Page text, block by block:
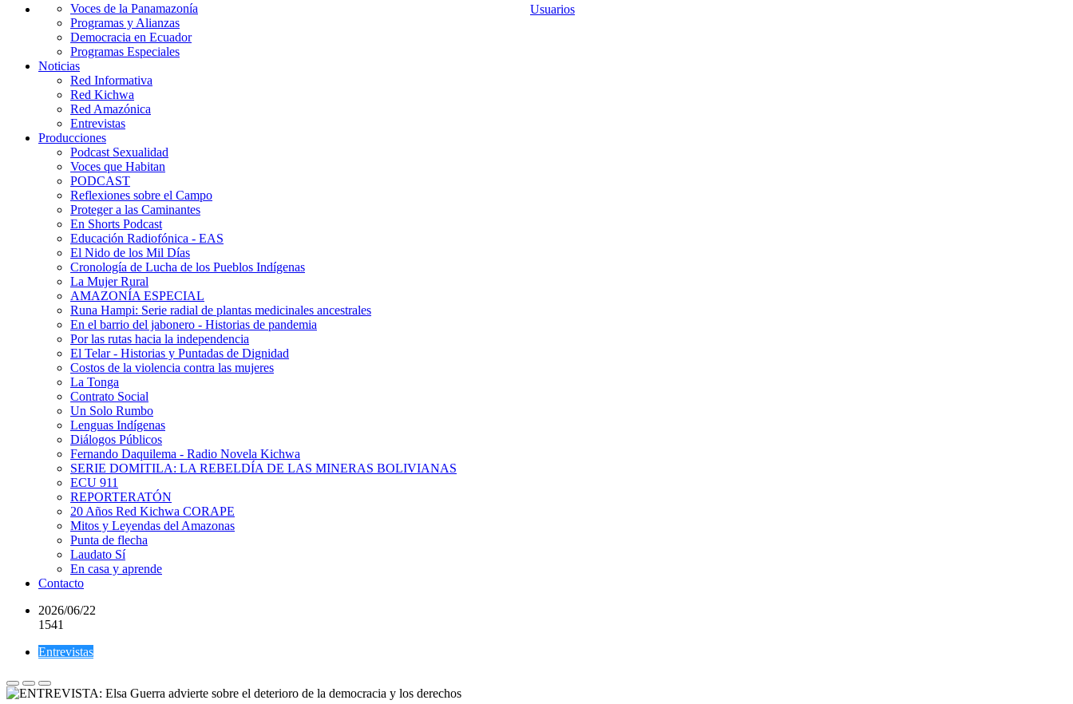
Usuarios
Voces de la Panamazonía
Programas y Alianzas
Democracia en Ecuador
Programas Especiales
Noticias
Red Informativa
Red Kichwa
Red Amazónica
Entrevistas
Producciones
Podcast Sexualidad
Voces que Habitan
PODCAST
Reflexiones sobre el Campo
Proteger a las Caminantes
En Shorts Podcast
Educación Radiofónica - EAS
El Nido de los Mil Días
Cronología de Lucha de los Pueblos Indígenas
La Mujer Rural
AMAZONÍA ESPECIAL
Runa Hampi: Serie radial de plantas medicinales ancestrales
En el barrio del jabonero - Historias de pandemia
Por las rutas hacia la independencia
El Telar - Historias y Puntadas de Dignidad
Costos de la violencia contra las mujeres
La Tonga
Contrato Social
Un Solo Rumbo
Lenguas Indígenas
Diálogos Públicos
Fernando Daquilema - Radio Novela Kichwa
SERIE DOMITILA: LA REBELDÍA DE LAS MINERAS BOLIVIANAS
ECU 911
REPORTERATÓN
20 Años Red Kichwa CORAPE
Mitos y Leyendas del Amazonas
Punta de flecha
Laudato Sí
En casa y aprende
Contacto
2026/06/22
1541
Entrevistas